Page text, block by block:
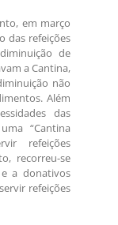
em março
das refeições
de
a Cantina,
não
Além
das
“Cantina
refeições
recorreu-se
a donativos
refeições